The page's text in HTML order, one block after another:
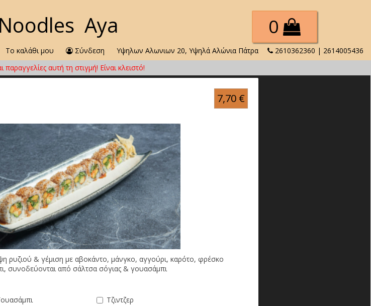
Aya 0
Το καλάθι μου Σύνδεση Υψηλων Αλωνιων 20, Υψηλά Αλώνια Πάτρα
2610362360 | 2614005436
αυτή τη στιγμή! Eίναι κλειστό!
7,70 €
ρυζιού & γέμιση με αβοκάντο, μάνγκο, αγγούρι, καρότο, φρέσκο
συνοδεύονται από σάλτσα σόγιας & γουασάμπι
Τζιντζερ